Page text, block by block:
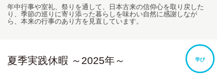
年中行事や室礼、祭りを通して、日本古来の信仰心を取り戻した
り、季節の巡りに寄り添った暮らしを味わい自然に感謝しなが
ら、本来の行事のあり方を見直しています。
学び
夏季実践休暇 ～2025年～